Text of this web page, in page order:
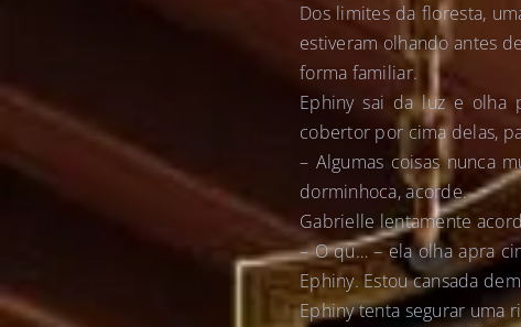
Dos limites da floresta,
estiveram olhando antes
forma familiar.
Ephiny sai da luz e olha
cobertor por cima delas,
– Algumas coisas nunca
dorminhoca, acorde.
Gabrielle lentamente
– O qu… – ela olha apra
Ephiny. Estou cansada
Ephiny tenta segurar uma